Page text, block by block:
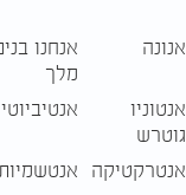
אנונה
אנחנו
מלך
אנטוניו
גוטרש
אנטרקטיקה